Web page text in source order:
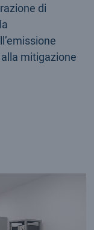
di
mitigazione